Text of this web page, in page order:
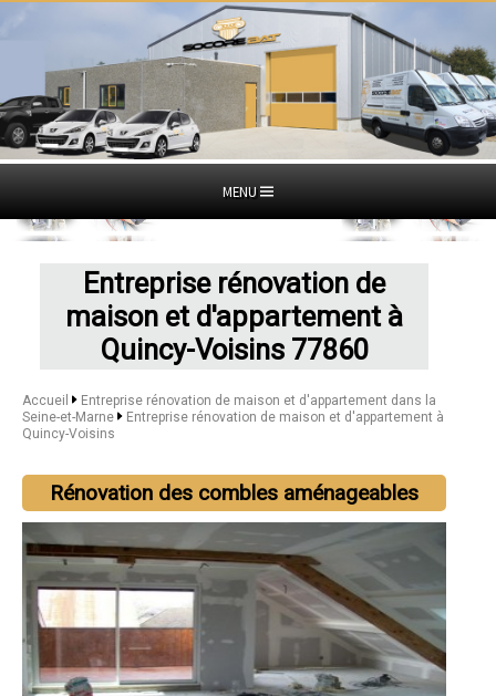
MENU
Entreprise rénovation de
maison et d'appartement à
Quincy-Voisins 77860
Accueil
Entreprise rénovation de maison et d'appartement dans la
Seine-et-Marne
Entreprise rénovation de maison et d'appartement à
Quincy-Voisins
Rénovation des combles aménageables